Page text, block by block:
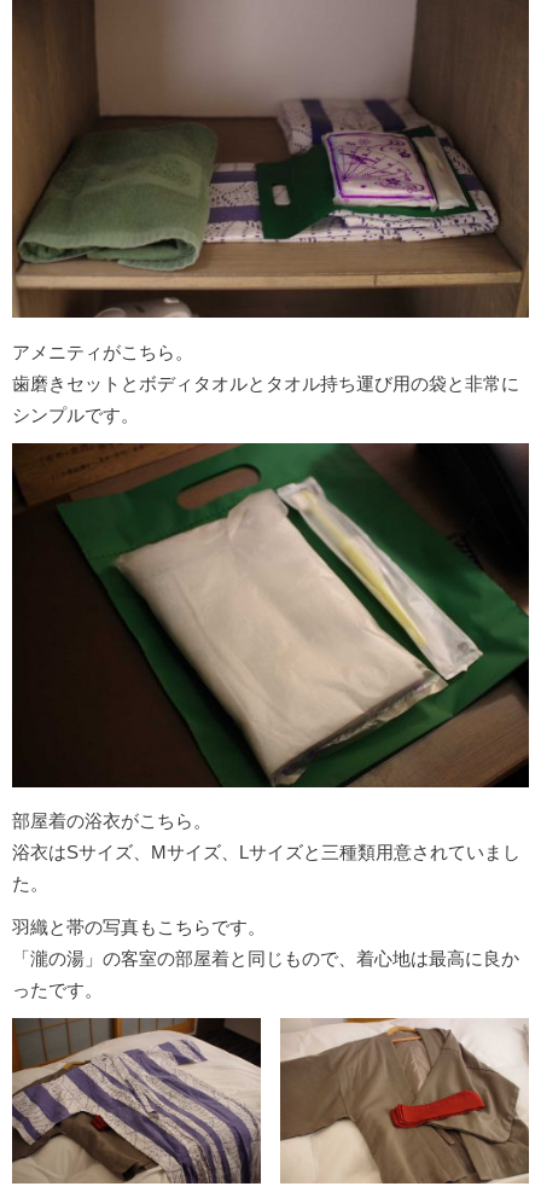
アメニティがこちら。
歯磨きセットとボディタオルとタオル持ち運び用の袋と非常に
シンプルです。
部屋着の浴衣がこちら。
浴衣はSサイズ、Mサイズ、Lサイズと三種類用意されていまし
た。
羽織と帯の写真もこちらです。
「瀧の湯」の客室の部屋着と同じもので、着心地は最高に良か
ったです。